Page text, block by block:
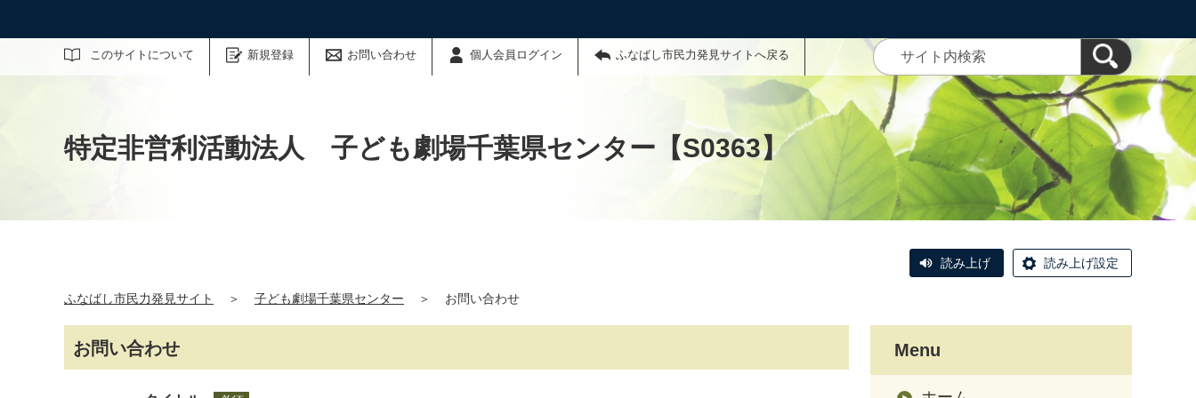
このサイトについて 新規登録 お問い合わせ 個人会員ログイン ふなばし市民力発見サイトへ戻る
サイト内検索
特定非営利活動法人 子ども劇場千葉県センター【S0363】
読み上げ 読み上げ設定
ふなばし市民力発見サイト ＞ 子ども劇場千葉県センター ＞ お問い合わせ
お問い合わせ Menu